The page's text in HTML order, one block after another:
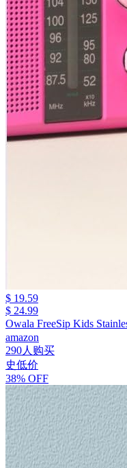
$ 19.59
$ 24.99
Owala FreeSip Kids
amazon
290人购买
史低价
38% OFF